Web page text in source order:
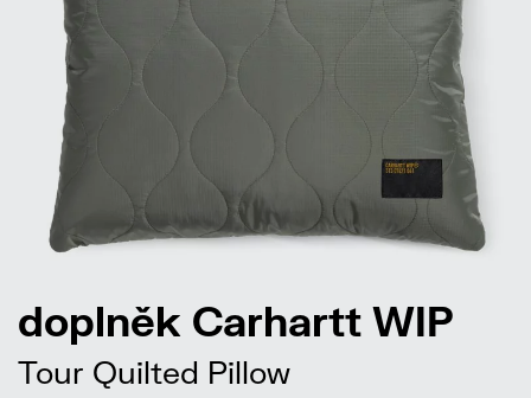
doplněk Carhartt WIP
Tour Quilted Pillow